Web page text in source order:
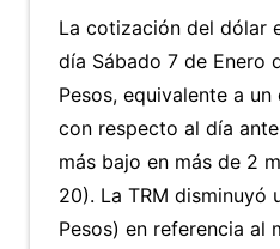
La cotización del dólar
día Sábado 7 de Enero
Pesos, equivalente a
con respecto al día
más bajo en más de 2
20). La TRM disminuyó
Pesos) en referencia al